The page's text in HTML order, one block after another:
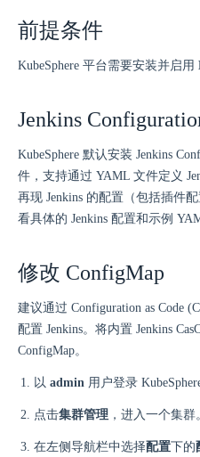
前提条件
KubeSphere 平台需要安装并启用
Jenkins
KubeSphere 默认安装 Jenkins
件，支持通过 YAML 文件定义
再现 Jenkins 的配置（包括插件
看具体的 Jenkins 配置和示例
修改 ConfigMap
建议通过 Configuration as Code
配置 Jenkins。将内置 Jenkins
ConfigMap。
以 admin 用户登录
点击集群管理 ，进入一个集群
在左侧导航栏中选择配置下的